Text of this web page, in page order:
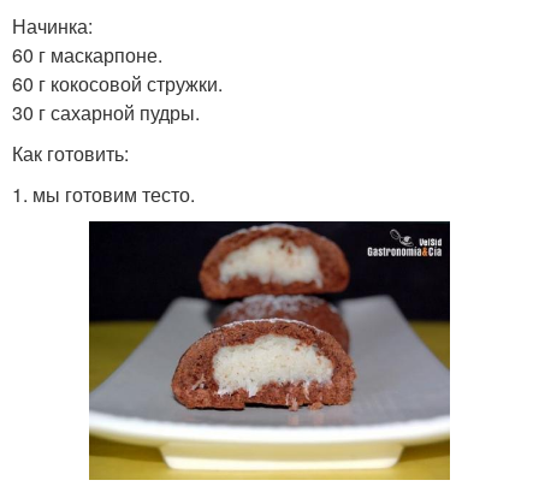
Начинка:
60 г маскарпоне.
60 г кокосовой стружки.
30 г сахарной пудры.
Как готовить:
1. мы готовим тесто.